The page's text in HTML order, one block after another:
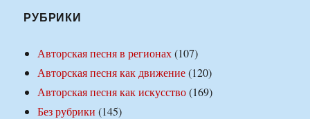
РУБРИКИ
Авторская песня в регионах(107)
Авторская песня как движение(120)
Авторская песня как искусство(169)
Без рубрики (145)